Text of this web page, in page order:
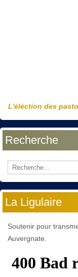
L'éléction des
Recherche
La Ligulaire
Soutenir pour
Auvergnate.